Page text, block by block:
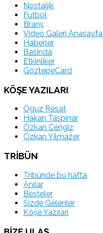
Nostaljik
Futbol
Branş
Video Galeri Anasayfa
Haberler
Basinda
Etkinliker
GöztepeCard
KÖŞE YAZILARI
Oguz Resat
Hakan Taspinar
Özkan Cengiz
Özkan Yilmazer
TRİBÜN
Tribünde bu hafta
Anılar
Besteler
Sizde Gelenler
Köşe Yazılari